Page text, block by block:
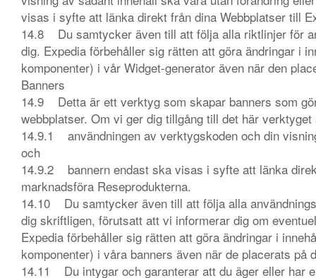
visas i syfte att länka direkt från dina Webbplatser till
14.8 Du samtycker även till att följa alla riktlinjer för
dig. Expedia förbehåller sig rätten att göra ändringar i
komponenter) i vår Widget-generator även när den
Banners
14.9 Detta är ett verktyg som skapar banners som
webbplatser. Om vi ger dig tillgång till det här
14.9.1 användningen av verktygskoden och din
och
14.9.2 bannern endast ska visas i syfte att länka
marknadsföra Reseprodukterna.
14.10 Du samtycker även till att följa alla
dig skriftligen, förutsatt att vi informerar dig om
Expedia förbehåller sig rätten att göra ändringar i
komponenter) i våra banners även när de placerats på
14.11 Du intygar och garanterar att du äger eller har